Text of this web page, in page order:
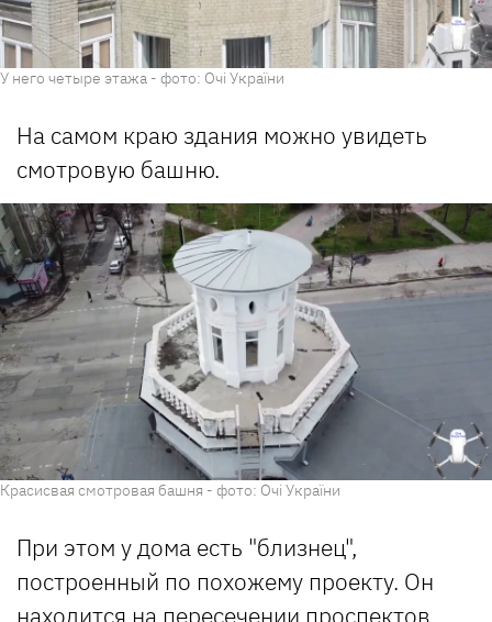
У него четыре этажа - фото: Очі України
На самом краю здания можно увидеть
смотровую башню.
Красисвая смотровая башня - фото: Очі України
При этом у дома есть "близнец",
построенный по похожему проекту. Он
находится на пересечении проспектов